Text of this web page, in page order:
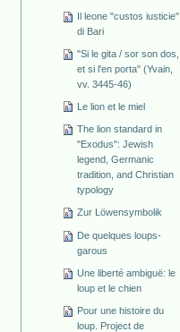
Il leone "custos iusticie"
di Bari
"Si le gita / sor son dos,
et si l'en porta" (Yvain,
vv. 3445-46)
Le lion et le miel
The lion standard in
"Exodus": Jewish
legend, Germanic
tradition, and Christian
typology
Zur Löwensymbolik
De quelques loups-
garous
Une liberté ambiguë: le
loup et le chien
Pour une histoire du
loup. Project de